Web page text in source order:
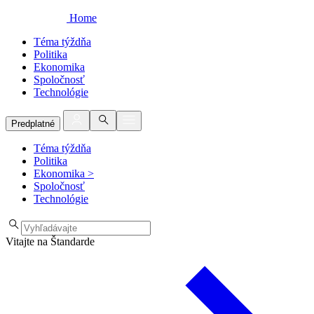
Home
Téma týždňa
Politika
Ekonomika
Spoločnosť
Technológie
Predplatné
Téma týždňa
Politika
Ekonomika >
Spoločnosť
Technológie
Vitajte na Štandarde